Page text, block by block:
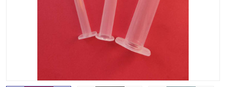
SPE配件
96孔板